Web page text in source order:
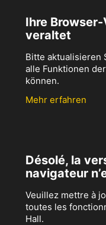
Ihre
veraltet
Bitte aktualisieren
alle Funktionen
können.
Mehr erfahren
Désolé, la
navigateur
Veuillez mettre à
toutes les
Hall.